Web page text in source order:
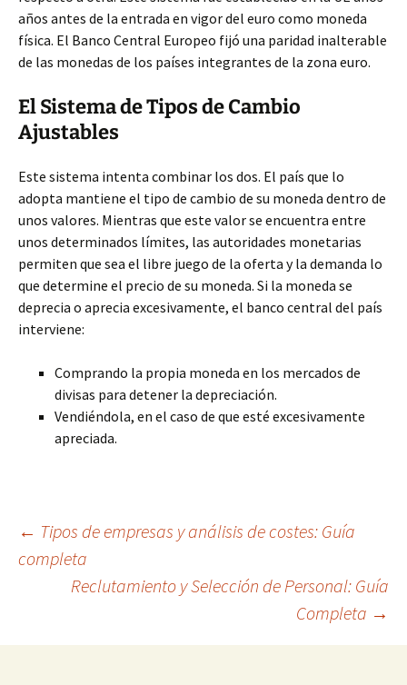
años antes de la entrada en vigor del euro como moneda
física. El Banco Central Europeo fijó una paridad inalterable
de las monedas de los países integrantes de la zona euro.
El Sistema de Tipos de Cambio
Ajustables
Este sistema intenta combinar los dos. El país que lo
adopta mantiene el tipo de cambio de su moneda dentro de
unos valores. Mientras que este valor se encuentra entre
unos determinados límites, las autoridades monetarias
permiten que sea el libre juego de la oferta y la demanda lo
que determine el precio de su moneda. Si la moneda se
deprecia o aprecia excesivamente, el banco central del país
interviene:
Comprando la propia moneda en los mercados de
divisas para detener la depreciación.
Vendiéndola, en el caso de que esté excesivamente
apreciada.
Navegación
entradas
← Tipos de empresas y análisis de costes: Guía
completa
Reclutamiento y Selección de Personal: Guía
Completa →